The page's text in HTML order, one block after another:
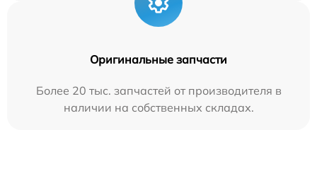
Оригинальные запчасти
Более 20 тыс. запчастей от производителя в
наличии на собственных складах.